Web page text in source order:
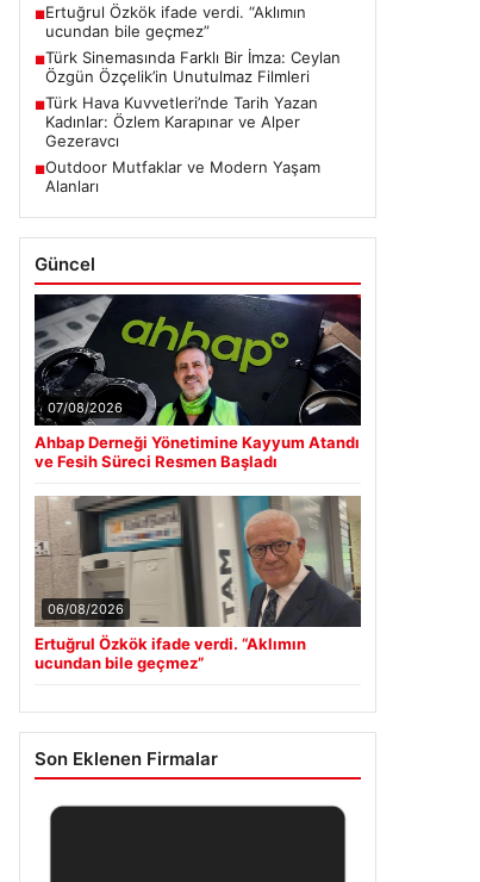
■Ertuğrul Özkök ifade verdi. “Aklımın
ucundan bile geçmez”
■Türk Sinemasında Farklı Bir İmza: Ceylan
Özgün Özçelik’in Unutulmaz Filmleri
■Türk Hava Kuvvetleri’nde Tarih Yazan
Kadınlar: Özlem Karapınar ve Alper
Gezeravcı
■Outdoor Mutfaklar ve Modern Yaşam
Alanları
Güncel
07/08/2026
Ahbap Derneği Yönetimine Kayyum Atandı
ve Fesih Süreci Resmen Başladı
06/08/2026
Ertuğrul Özkök ifade verdi. “Aklımın
ucundan bile geçmez”
Son Eklenen Firmalar